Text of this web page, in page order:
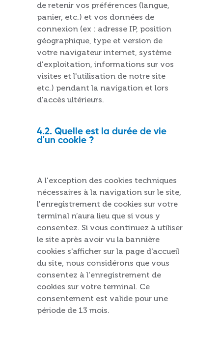
de retenir vos préférences (langue,
panier, etc.) et vos données de
connexion (ex : adresse IP, position
géographique, type et version de
votre navigateur internet, système
d'exploitation, informations sur vos
visites et l'utilisation de notre site
etc.) pendant la navigation et lors
d'accès ultérieurs.
4.2. Quelle est la durée de vie
d'un cookie ?
A l'exception des cookies techniques
nécessaires à la navigation sur le site,
l'enregistrement de cookies sur votre
terminal n’aura lieu que si vous y
consentez. Si vous continuez à utiliser
le site après avoir vu la bannière
cookies s'afficher sur la page d'accueil
du site, nous considérons que vous
consentez à l'enregistrement de
cookies sur votre terminal. Ce
consentement est valide pour une
période de 13 mois.